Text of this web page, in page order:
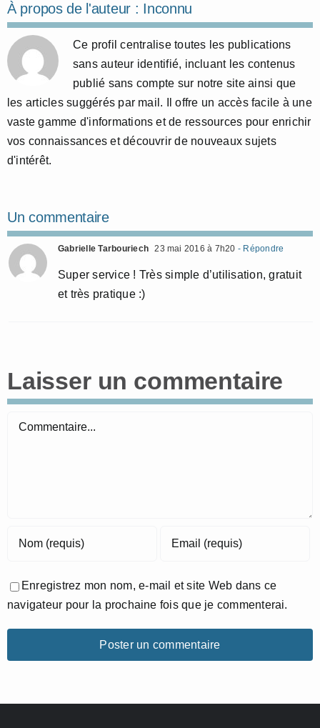
À propos de l'auteur : Inconnu
Ce profil centralise toutes les publications
sans auteur identifié, incluant les contenus
publié sans compte sur notre site ainsi que
les articles suggérés par mail. Il offre un accès facile à une
vaste gamme d'informations et de ressources pour enrichir
vos connaissances et découvrir de nouveaux sujets
d'intérêt.
Un commentaire
Gabrielle Tarbouriech 23 mai 2016 à 7h20 - Répondre
Super service ! Très simple d’utilisation, gratuit
et très pratique :)
Laisser un commentaire
Commentaire
Enregistrez mon nom, e-mail et site Web dans ce
navigateur pour la prochaine fois que je commenterai.